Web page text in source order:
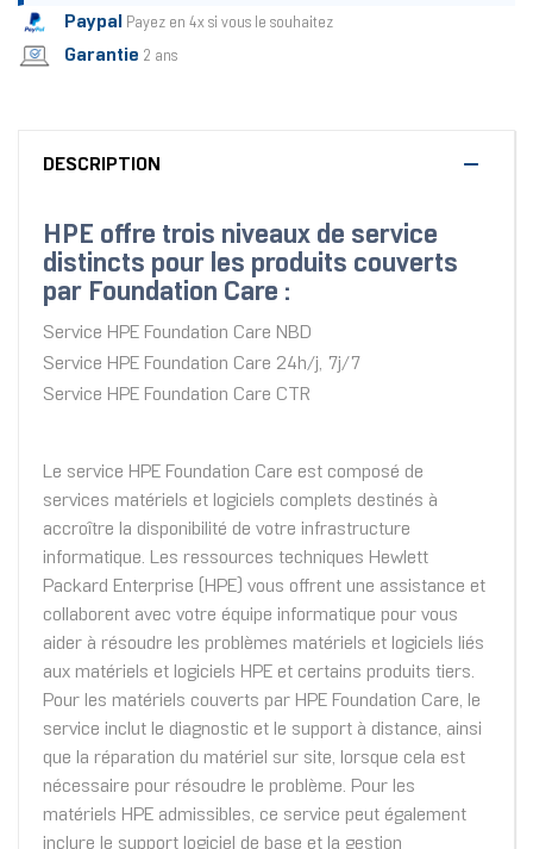
Paypal Payez en 4x si vous le souhaitez
Garantie 2 ans
DESCRIPTION
HPE offre trois niveaux de service
distincts pour les produits couverts
par Foundation Care :
Service HPE Foundation Care NBD
Service HPE Foundation Care 24h/j, 7j/7
Service HPE Foundation Care CTR
Le service HPE Foundation Care est composé de
services matériels et logiciels complets destinés à
accroître la disponibilité de votre infrastructure
informatique. Les ressources techniques Hewlett
Packard Enterprise (HPE) vous offrent une assistance et
collaborent avec votre équipe informatique pour vous
aider à résoudre les problèmes matériels et logiciels liés
aux matériels et logiciels HPE et certains produits tiers.
Pour les matériels couverts par HPE Foundation Care, le
service inclut le diagnostic et le support à distance, ainsi
que la réparation du matériel sur site, lorsque cela est
nécessaire pour résoudre le problème. Pour les
matériels HPE admissibles, ce service peut également
inclure le support logiciel de base et la gestion